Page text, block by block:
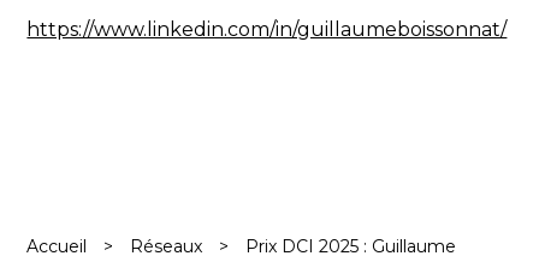
https://www.linkedin.com/in/guillaumeboissonnat/
Accueil > Réseaux >
Prix DCI 2025 : Guillaume